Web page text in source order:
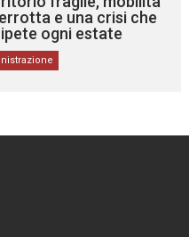
e una crisi che
ogni estate